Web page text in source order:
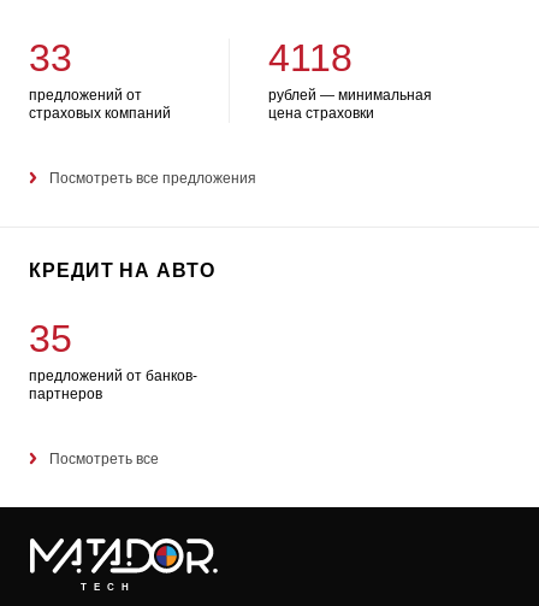
33
предложений от
страховых компаний
4118
рублей — минимальная
цена страховки
Посмотреть все предложения
КРЕДИТ НА АВТО
35
предложений от банков-
партнеров
Посмотреть все
TECH